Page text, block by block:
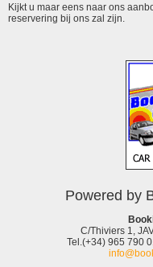
Kijkt u maar eens naar ons
reservering bij ons zal zijn.
Powered by
C/Thiviers 1,
Tel.(+34) 965 790